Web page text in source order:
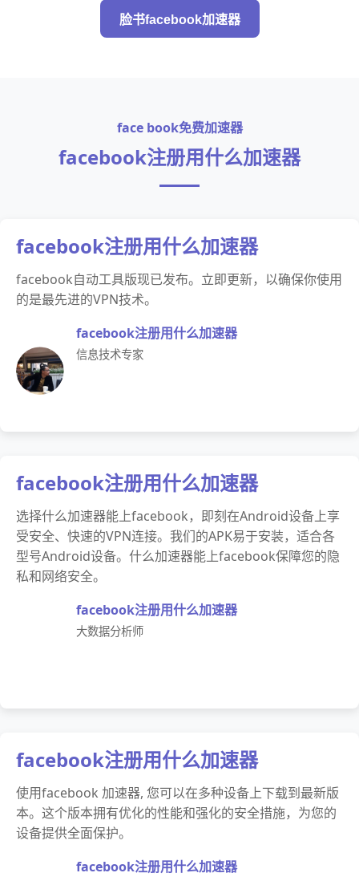
脸书facebook加速器
face book免费加速器
facebook注册用什么加速器
facebook注册用什么加速器
facebook自动工具版现已发布。立即更新，以确保你使用
的是最先进的VPN技术。
facebook注册用什么加速器
信息技术专家
facebook注册用什么加速器
选择什么加速器能上facebook，即刻在Android设备上享
受安全、快速的VPN连接。我们的APK易于安装，适合各
型号Android设备。什么加速器能上facebook保障您的隐
私和网络安全。
facebook注册用什么加速器
大数据分析师
facebook注册用什么加速器
使用facebook 加速器, 您可以在多种设备上下载到最新版
本。这个版本拥有优化的性能和强化的安全措施，为您的
设备提供全面保护。
facebook注册用什么加速器